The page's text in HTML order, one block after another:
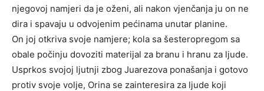
njegovoj namjeri da je oženi, ali nakon vjenčanja ju on ne
dira i spavaju u odvojenim pećinama unutar planine.
On joj otkriva svoje namjere; kola sa šesteropregom sa
obale počinju dovoziti materijal za branu i hranu za ljude.
Usprkos svojoj ljutnji zbog Juarezova ponašanja i gotovo
protiv svoje volje, Orina se zainteresira za ljude koji